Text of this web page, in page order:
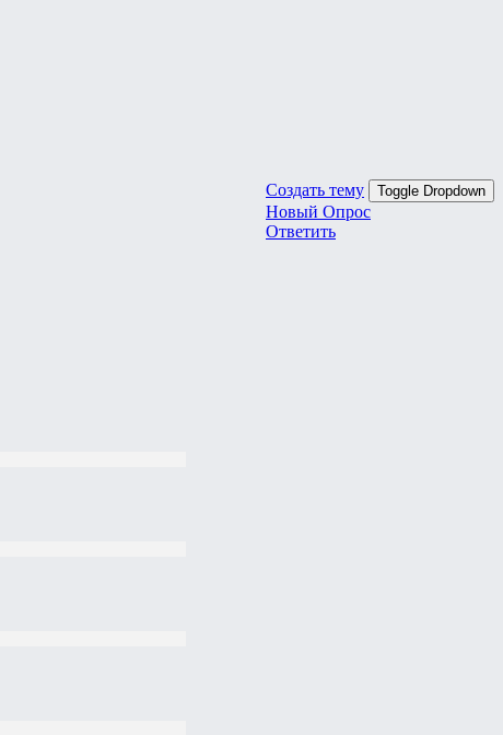
Создать тему Toggle Dropdown
Новый Опрос
Ответить